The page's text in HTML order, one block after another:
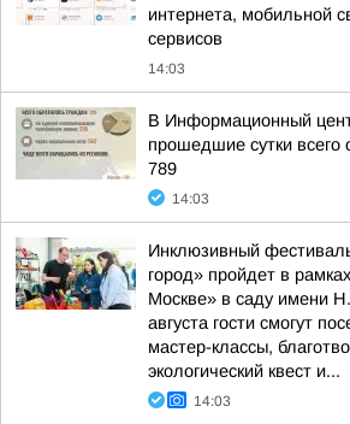
интернета, мобильной
сервисов
14:03
В Информационный
прошедшие сутки всего
789
14:03
Инклюзивный
город» пройдет в
Москве» в саду имени
августа гости смогут
мастер-классы,
экологический квест и...
14:03